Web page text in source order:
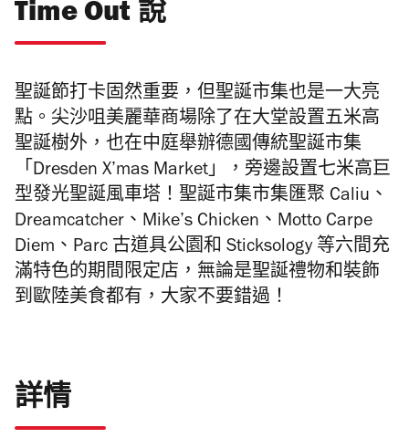
Time Out 說
聖誕節打卡固然重要，但聖誕市集也是一大亮
點。尖沙咀美麗華商場除了在大堂設置五米高
聖誕樹外，也在中庭舉辦德國傳統聖誕市集
「Dresden X’mas Market」，旁邊設置七米高巨
型發光聖誕風車塔！聖誕市集 市集匯聚 Caliu、
Dreamcatcher、Mike’s Chicken、Motto Carpe
Diem、Parc 古道具公園和 Sticksology 等六間充
滿特色的期間限定店，無論是聖誕禮物和裝飾
到歐陸美食都有，大家不要錯過！
詳情